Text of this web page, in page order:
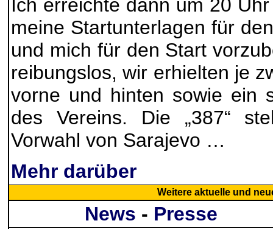
Ich erreichte dann um 20
meine Startunterlagen für
und mich für den Start
reibungslos, wir erhielten je
vorne und hinten sowie ein
des Vereins. Die „387“
Vorwahl von Sarajevo …
Mehr darüber
Weitereaktuelle und
News - Presse